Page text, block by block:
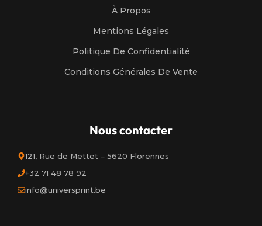
À Propos
Mentions Légales
Politique De Confidentialité
Conditions Générales De Vente
Nous contacter
121, Rue de Mettet – 5620 Florennes
+32 71 48 78 92
info@universprint.be